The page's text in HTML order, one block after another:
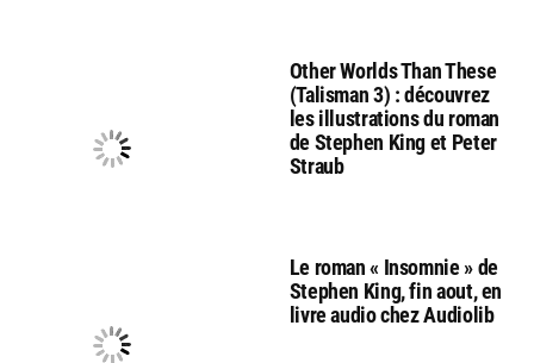
Other Worlds Than These
(Talisman 3) : découvrez
les illustrations du roman
de Stephen King et Peter
Straub
Le roman « Insomnie » de
Stephen King, fin aout, en
livre audio chez Audiolib